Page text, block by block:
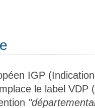
IGP
le label VDP